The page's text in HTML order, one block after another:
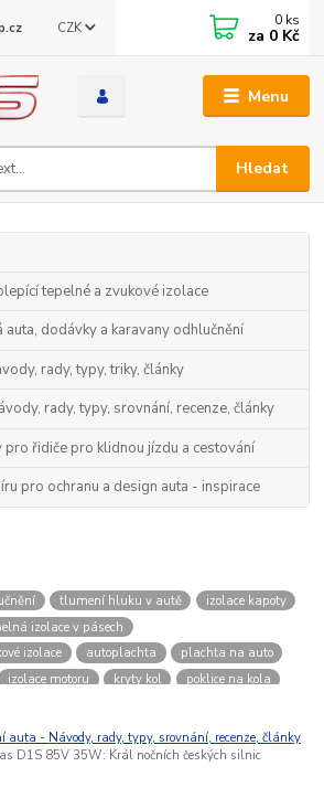
Menu
CZK
Hledat
0 ks
za 0 Kč
tepelné a zvukové izolace
dodávky a karavany odhlučnění
rady, typy, triky, články
rady, typy, srovnání, recenze, články
pro řidiče pro klidnou jízdu a cestování
pro ochranu a design auta - inspirace
tlumení hluku v autě
izolace kapoty
izolace v pásech
izolace
autoplachta
plachta na auto
izolace motoru kryty kol
poklice na kola
nabíječka autobaterie
čisté auto
zvuková izolace
auta - Návody, rady, typy, srovnání, recenze, články
D1S 85V 35W: Král nočních českých silnic